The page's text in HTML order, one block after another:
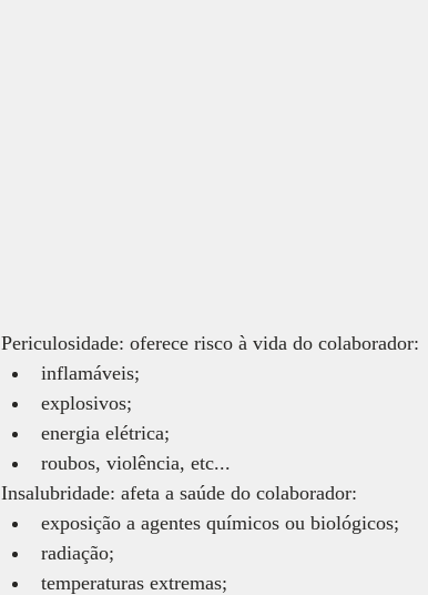
Periculosidade: oferece risco à vida do colaborador:
inflamáveis;
explosivos;
energia elétrica;
roubos, violência, etc...
Insalubridade: afeta a saúde do colaborador:
exposição a agentes químicos ou biológicos;
radiação;
temperaturas extremas;